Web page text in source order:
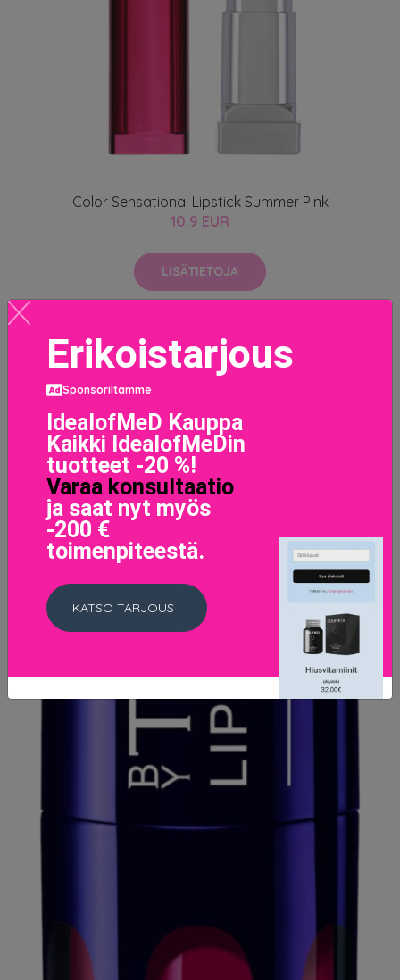
Color Sensational Lipstick Summer Pink
10.9 EUR
LISÄTIETOJA
Erikoistarjous
Sponsoriltamme
IdealofMeD Kauppa
Kaikki IdealofMeDin
tuotteet -20 %!
Varaa konsultaatio
ja saat nyt myös
-200 €
toimenpiteestä.
KATSO TARJOUS